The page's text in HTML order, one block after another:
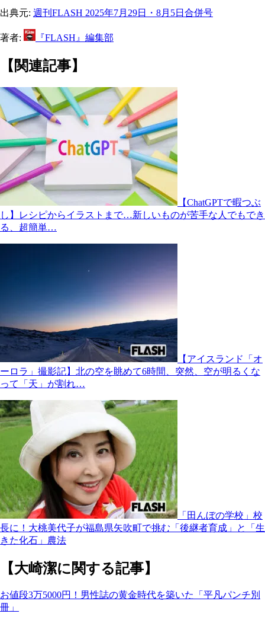
出典元: 週刊FLASH 2025年7月29日・8月5日合併号
著者: 『FLASH』編集部
【関連記事】
【ChatGPTで暇つぶ
し】レシピからイラストまで…新しいものが苦手な人でもでき
る、超簡単…
【アイスランド「オ
ーロラ」撮影記】北の空を眺めて6時間、突然、空が明るくな
って「天」が割れ…
「田んぼの学校」校
長に！大桃美代子が福島県矢吹町で挑む「後継者育成」と「生
きた化石」農法
【大崎潔に関する記事】
お値段3万5000円！男性誌の黄金時代を築いた「平凡パンチ別
冊」